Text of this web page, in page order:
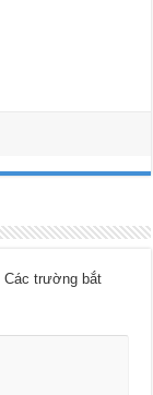
Các trường bắt